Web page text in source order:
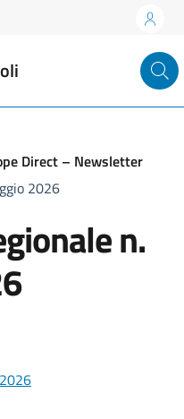
Direct – Newsletter
2026
n.